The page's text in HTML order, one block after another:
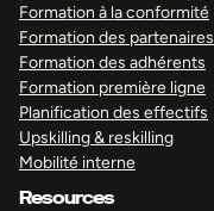
Formation à la conformité
Formation des partenaires
Formation des adhérents
Formation première ligne
Planification des effectifs
Upskilling & reskilling
Mobilité interne
Resources